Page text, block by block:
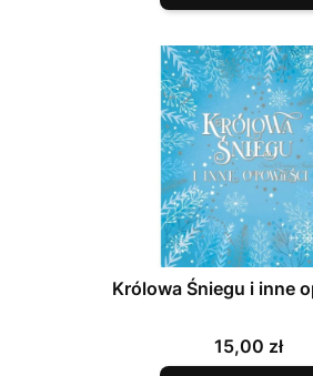
Królowa Śniegu i inne
Cena
15,00 zł